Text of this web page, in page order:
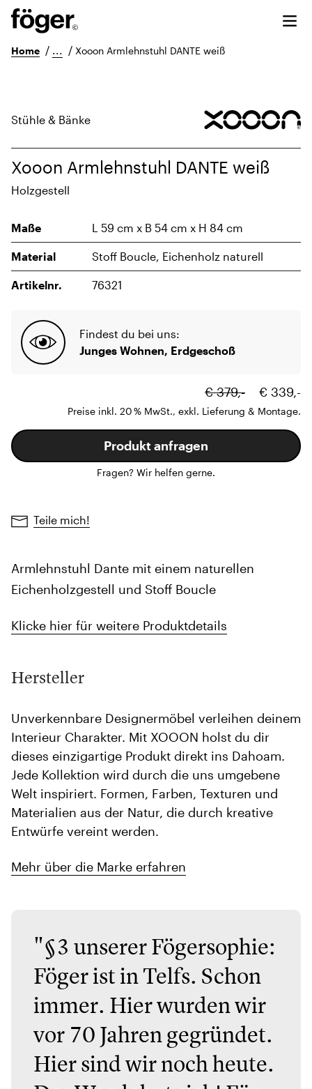
Home / ... / Xooon Armlehnstuhl DANTE weiß
Stühle & Bänke
Xooon Armlehnstuhl DANTE weiß
Holzgestell
Maße L 59 cm x B 54 cm x H 84 cm
Material Stoff Boucle, Eichenholz naturell
Artikelnr. 76321
Findest du bei uns:
Junges Wohnen, Erdgeschoß
€ 379,- € 339,-
Preise inkl. 20 % MwSt., exkl. Lieferung & Montage.
Produkt anfragen
Fragen? Wir helfen gerne.
Teile mich!
Armlehnstuhl Dante mit einem naturellen
Eichenholzgestell und Stoff Boucle
Klicke hier für weitere Produktdetails
Hersteller
Unverkennbare Designermöbel verleihen deinem
Interieur Charakter. Mit XOOON holst du dir
dieses einzigartige Produkt direkt ins Dahoam.
Jede Kollektion wird durch die uns umgebene
Welt inspiriert. Formen, Farben, Texturen und
Materialien aus der Natur, die durch kreative
Entwürfe vereint werden.
Mehr über die Marke erfahren
"§3 unserer Fögersophie:
Föger ist in Telfs. Schon
immer. Hier wurden wir
vor 70 Jahren gegründet.
Hier sind wir noch heute.